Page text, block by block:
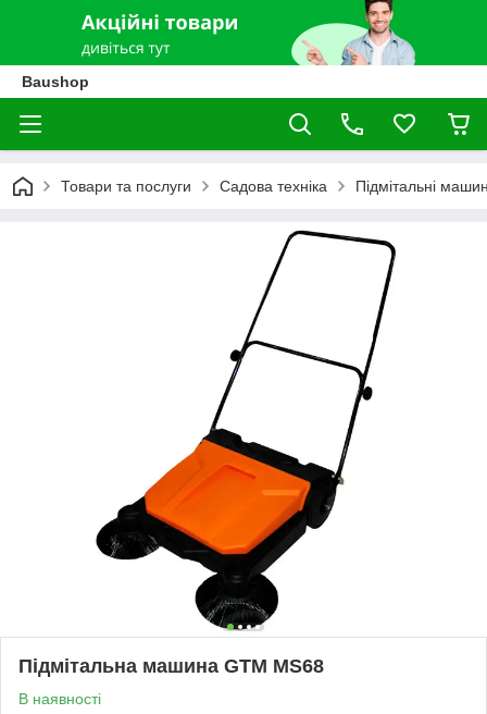
Baushop
Товари та послуги Садова техніка Підмітальні
Підмітальна машина GTM MS68
В наявності